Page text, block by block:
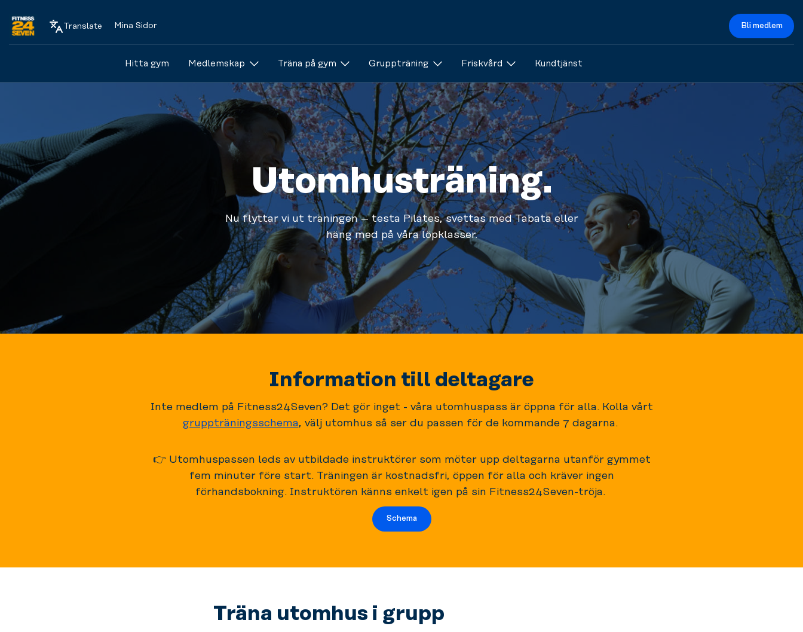
Logo
Bli medlem
Translate Mina Sidor
Hitta gym Medlemskap Träna på gym Gruppträning Friskvård Kundtjänst
Utomhusträning.
Nu flyttar vi ut träningen – testa Pilates, svettas med Tabata eller
häng med på våra löpklasser.
Information till deltagare
Inte medlem på Fitness24Seven? Det gör inget - våra utomhuspass är öppna för alla. Kolla vårt
gruppträningsschema, välj utomhus så ser du passen för de kommande 7 dagarna.
👉 Utomhuspassen leds av utbildade instruktörer som möter upp deltagarna utanför gymmet
fem minuter före start. Träningen är kostnadsfri, öppen för alla och kräver ingen
förhandsbokning. Instruktören känns enkelt igen på sin Fitness24Seven-tröja.
Schema
Träna utomhus i grupp